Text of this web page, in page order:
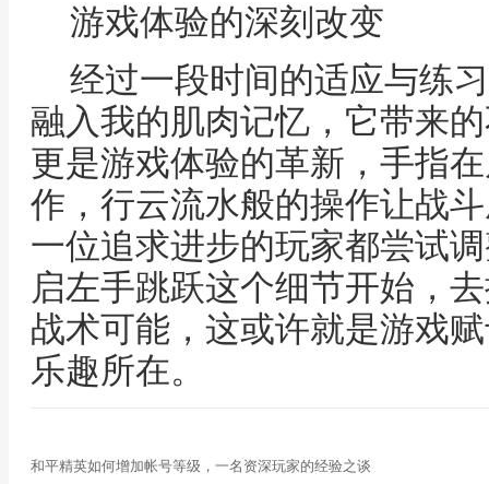
游戏体验的深刻改变
经过一段时间的适应与练
融入我的肌肉记忆，它带来
更是游戏体验的革新，手指
作，行云流水般的操作让战
一位追求进步的玩家都尝试
启左手跳跃这个细节开始，
战术可能，这或许就是游戏
乐趣所在。
和平精英如何增加帐号等级，一名资深玩家的经验之谈